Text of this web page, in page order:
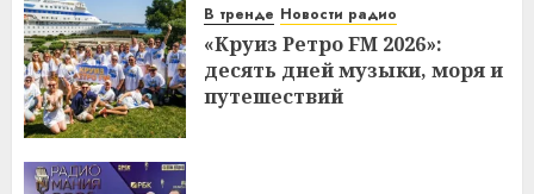
В тренде Новости радио
«Круиз Ретро FM 2026»:
десять дней музыки, моря и
путешествий